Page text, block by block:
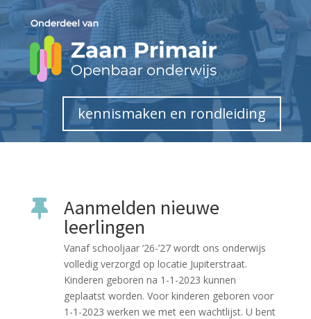
kennismaken en rondleiding
 Aanmelden nieuwe
leerlingen
Vanaf schooljaar ’26-’27 wordt ons onderwijs
volledig verzorgd op locatie Jupiterstraat.
Kinderen geboren na 1-1-2023 kunnen
geplaatst worden. Voor kinderen geboren voor
1-1-2023 werken we met een wachtlijst. U bent